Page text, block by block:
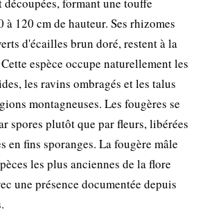
à 120 cm de hauteur. Ses rhizomes
d'écailles brun doré, restent à la
espèce occupe naturellement les
les ravins ombragés et les talus
montagneuses. Les fougères se
spores plutôt que par fleurs, libérées
en fins sporanges. La fougère mâle
les plus anciennes de la flore
une présence documentée depuis